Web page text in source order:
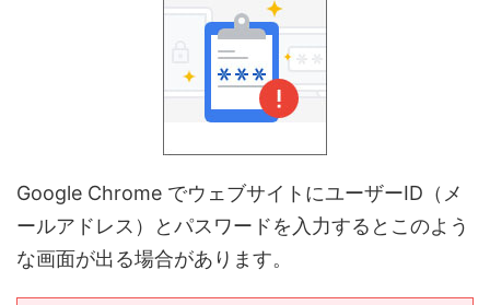
Google Chrome でウェブサイトにユーザーID（メ
ールアドレス）とパスワードを入力するとこのよう
な画面が出る場合があります。